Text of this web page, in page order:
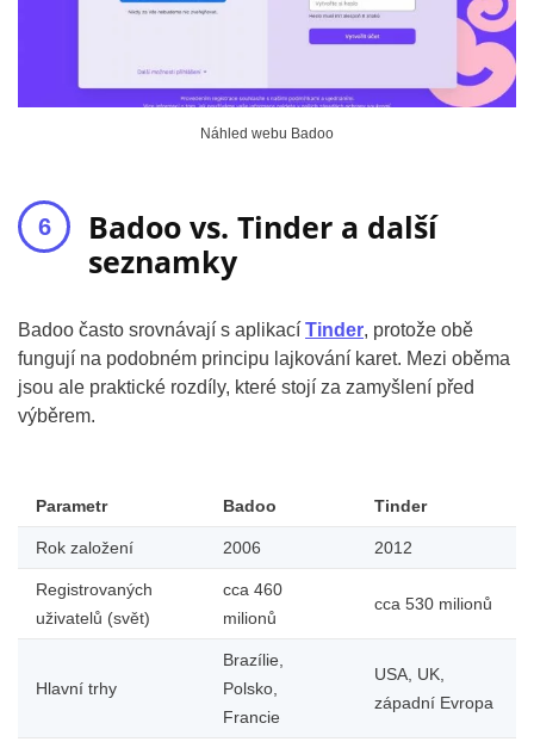
Náhled webu Badoo
Badoo vs. Tinder a další
seznamky
Badoo často srovnávají s aplikací Tinder, protože obě
fungují na podobném principu lajkování karet. Mezi oběma
jsou ale praktické rozdíly, které stojí za zamyšlení před
výběrem.
Parametr Badoo Tinder
Rok založení 2006 2012
Registrovaných
uživatelů (svět)
cca 460
milionů
cca 530 milionů
Hlavní trhy
Brazílie,
Polsko,
Francie
USA, UK,
západní Evropa